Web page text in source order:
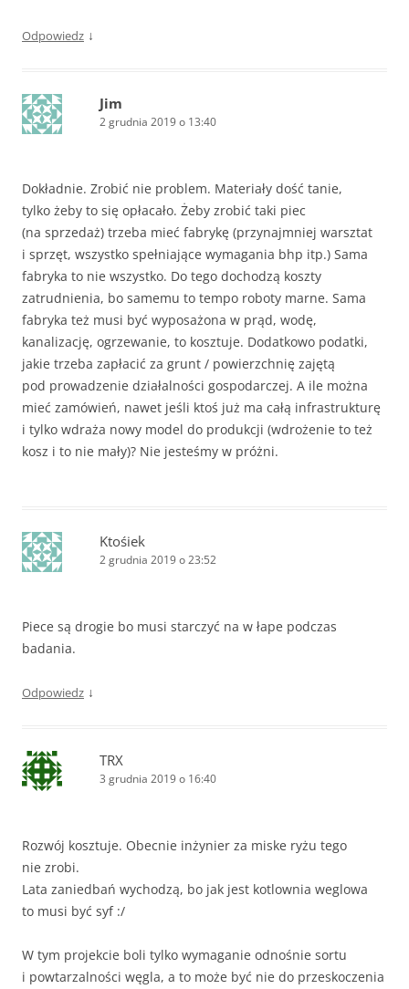
Odpowiedz ↓
Jim
2 grudnia 2019 o 13:40
Dokładnie. Zrobić nie problem. Materiały dość tanie,
tylko żeby to się opłacało. Żeby zrobić taki piec
(na sprzedaż) trzeba mieć fabrykę (przynajmniej warsztat
i sprzęt, wszystko spełniające wymagania bhp itp.) Sama
fabryka to nie wszystko. Do tego dochodzą koszty
zatrudnienia, bo samemu to tempo roboty marne. Sama
fabryka też musi być wyposażona w prąd, wodę,
kanalizację, ogrzewanie, to kosztuje. Dodatkowo podatki,
jakie trzeba zapłacić za grunt / powierzchnię zajętą
pod prowadzenie działalności gospodarczej. A ile można
mieć zamówień, nawet jeśli ktoś już ma całą infrastrukturę
i tylko wdraża nowy model do produkcji (wdrożenie to też
kosz i to nie mały)? Nie jesteśmy w próżni.
Ktośiek
2 grudnia 2019 o 23:52
Piece są drogie bo musi starczyć na w łape podczas
badania.
Odpowiedz ↓
TRX
3 grudnia 2019 o 16:40
Rozwój kosztuje. Obecnie inżynier za miske ryżu tego
nie zrobi.
Lata zaniedbań wychodzą, bo jak jest kotlownia weglowa
to musi być syf :/
W tym projekcie boli tylko wymaganie odnośnie sortu
i powtarzalności węgla, a to może być nie do przeskoczenia